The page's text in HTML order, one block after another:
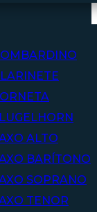
ALTO
BARÍTONO
SOPRANO
TENOR